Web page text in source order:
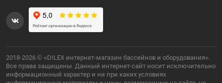
2018-2026 © «DILEX интернет-магазин бассейнов и оборудования».
Все права защищены. Данный интернет-сайт носит исключительно
информационный характер и ни при каких условиях